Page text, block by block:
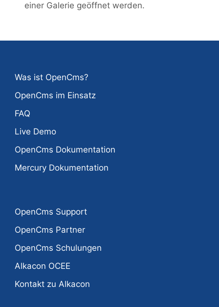
einer Galerie geöffnet werden.
Was ist OpenCms?
OpenCms im Einsatz
FAQ
Live Demo
OpenCms Dokumentation
Mercury Dokumentation
OpenCms Support
OpenCms Partner
OpenCms Schulungen
Alkacon OCEE
Kontakt zu Alkacon